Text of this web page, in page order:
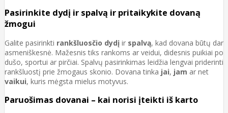
Pasirinkite dydį ir spalvą ir pritaikykite dovaną
žmogui
Galite pasirinkti rankšluosčio dydį ir spalvą, kad dovana būtų dar
asmeniškesnė. Mažesnis tiks rankoms ar veidui, didesnis puikiai po
dušo, sportui ar pirčiai. Spalvų pasirinkimas leidžia lengvai priderinti
rankšluostį prie žmogaus skonio. Dovana tinka jai, jam ar net
vaikui, kuris mėgsta mielus motyvus.
Paruošimas dovanai – kai norisi įteikti iš karto